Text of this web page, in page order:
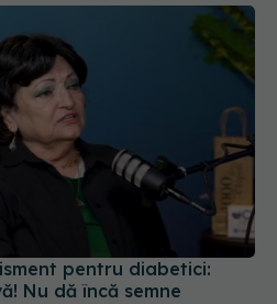
pentru diabetici:
Nu dă încă semne